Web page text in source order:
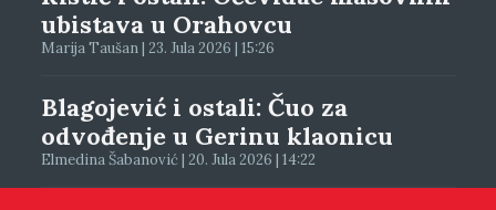
ubistava u Orahovcu
Marija Taušan | 23. Jula 2026 | 15:26
Blagojević i ostali: Čuo za
odvođenje u Gerinu klaonicu
Elmedina Šabanović | 20. Jula 2026 | 14:22